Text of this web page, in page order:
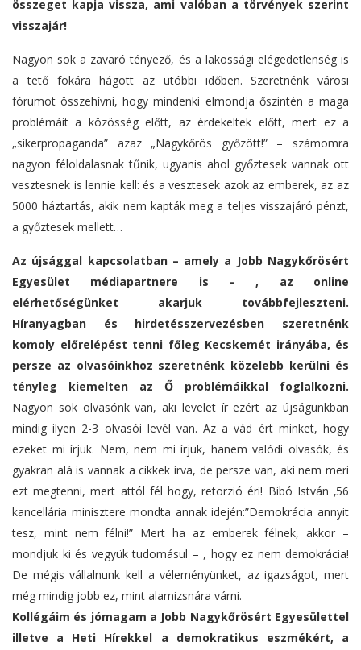
összeget kapja vissza, ami valóban a törvények szerint
visszajár!
Nagyon sok a zavaró tényező, és a lakossági elégedetlenség is
a tető fokára hágott az utóbbi időben. Szeretnénk városi
fórumot összehívni, hogy mindenki elmondja őszintén a maga
problémáit a közösség előtt, az érdekeltek előtt, mert ez a
„sikerpropaganda” azaz „Nagykőrös győzött!” – számomra
nagyon féloldalasnak tűnik, ugyanis ahol győztesek vannak ott
vesztesnek is lennie kell: és a vesztesek azok az emberek, az az
5000 háztartás, akik nem kapták meg a teljes visszajáró pénzt,
a győztesek mellett…
Az újsággal kapcsolatban – amely a Jobb Nagykőrösért
Egyesület médiapartnere is – , az online
elérhetőségünket akarjuk továbbfejleszteni.
Híranyagban és hirdetésszervezésben szeretnénk
komoly előrelépést tenni főleg Kecskemét irányába, és
persze az olvasóinkhoz szeretnénk közelebb kerülni és
tényleg kiemelten az Ő problémáikkal foglalkozni.
Nagyon sok olvasónk van, aki levelet ír ezért az újságunkban
mindig ilyen 2-3 olvasói levél van. Az a vád ért minket, hogy
ezeket mi írjuk. Nem, nem mi írjuk, hanem valódi olvasók, és
gyakran alá is vannak a cikkek írva, de persze van, aki nem meri
ezt megtenni, mert attól fél hogy, retorzió éri! Bibó István ‚56
kancellária minisztere mondta annak idején:”Demokrácia annyit
tesz, mint nem félni!” Mert ha az emberek félnek, akkor –
mondjuk ki és vegyük tudomásul – , hogy ez nem demokrácia!
De mégis vállalnunk kell a véleményünket, az igazságot, mert
még mindig jobb ez, mint alamizsnára várni.
Kollégáim és jómagam a Jobb Nagykőrösért Egyesülettel
illetve a Heti Hírekkel a demokratikus eszmékért, a